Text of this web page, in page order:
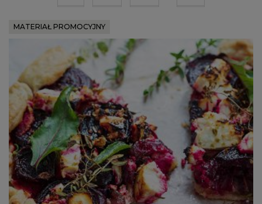
MATERIAŁ PROMOCYJNY